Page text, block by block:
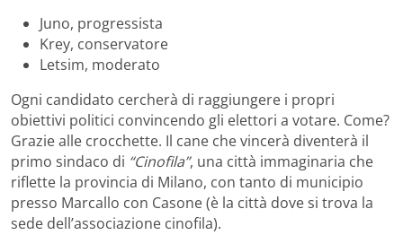
Juno, progressista
Krey, conservatore
Letsim, moderato
Ogni candidato cercherà di raggiungere i propri
obiettivi politici convincendo gli elettori a votare. Come?
Grazie alle crocchette. Il cane che vincerà diventerà il
primo sindaco di “Cinofila”, una città immaginaria che
riflette la provincia di Milano, con tanto di municipio
presso Marcallo con Casone (è la città dove si trova la
sede dell’associazione cinofila).